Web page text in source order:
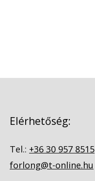
Elérhetőség:
Tel.: +36 30 957 8515
forlong@t-online.hu